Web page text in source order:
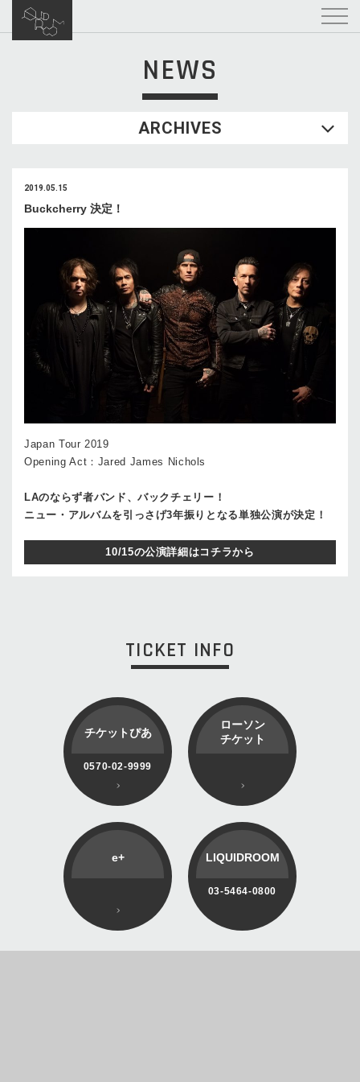
NEWS
ARCHIVES
2019.05.15
Buckcherry 決定！
Japan Tour 2019
Opening Act：Jared James Nichols
LAのならず者バンド、バックチェリー！
ニュー・アルバムを引っさげ3年振りとなる単独公演が決定！
10/15の公演詳細はコチラから
TICKET INFO
チケットぴあ
0570-02-9999
ローソン
チケット
e+ LIQUIDROOM
03-5464-0800